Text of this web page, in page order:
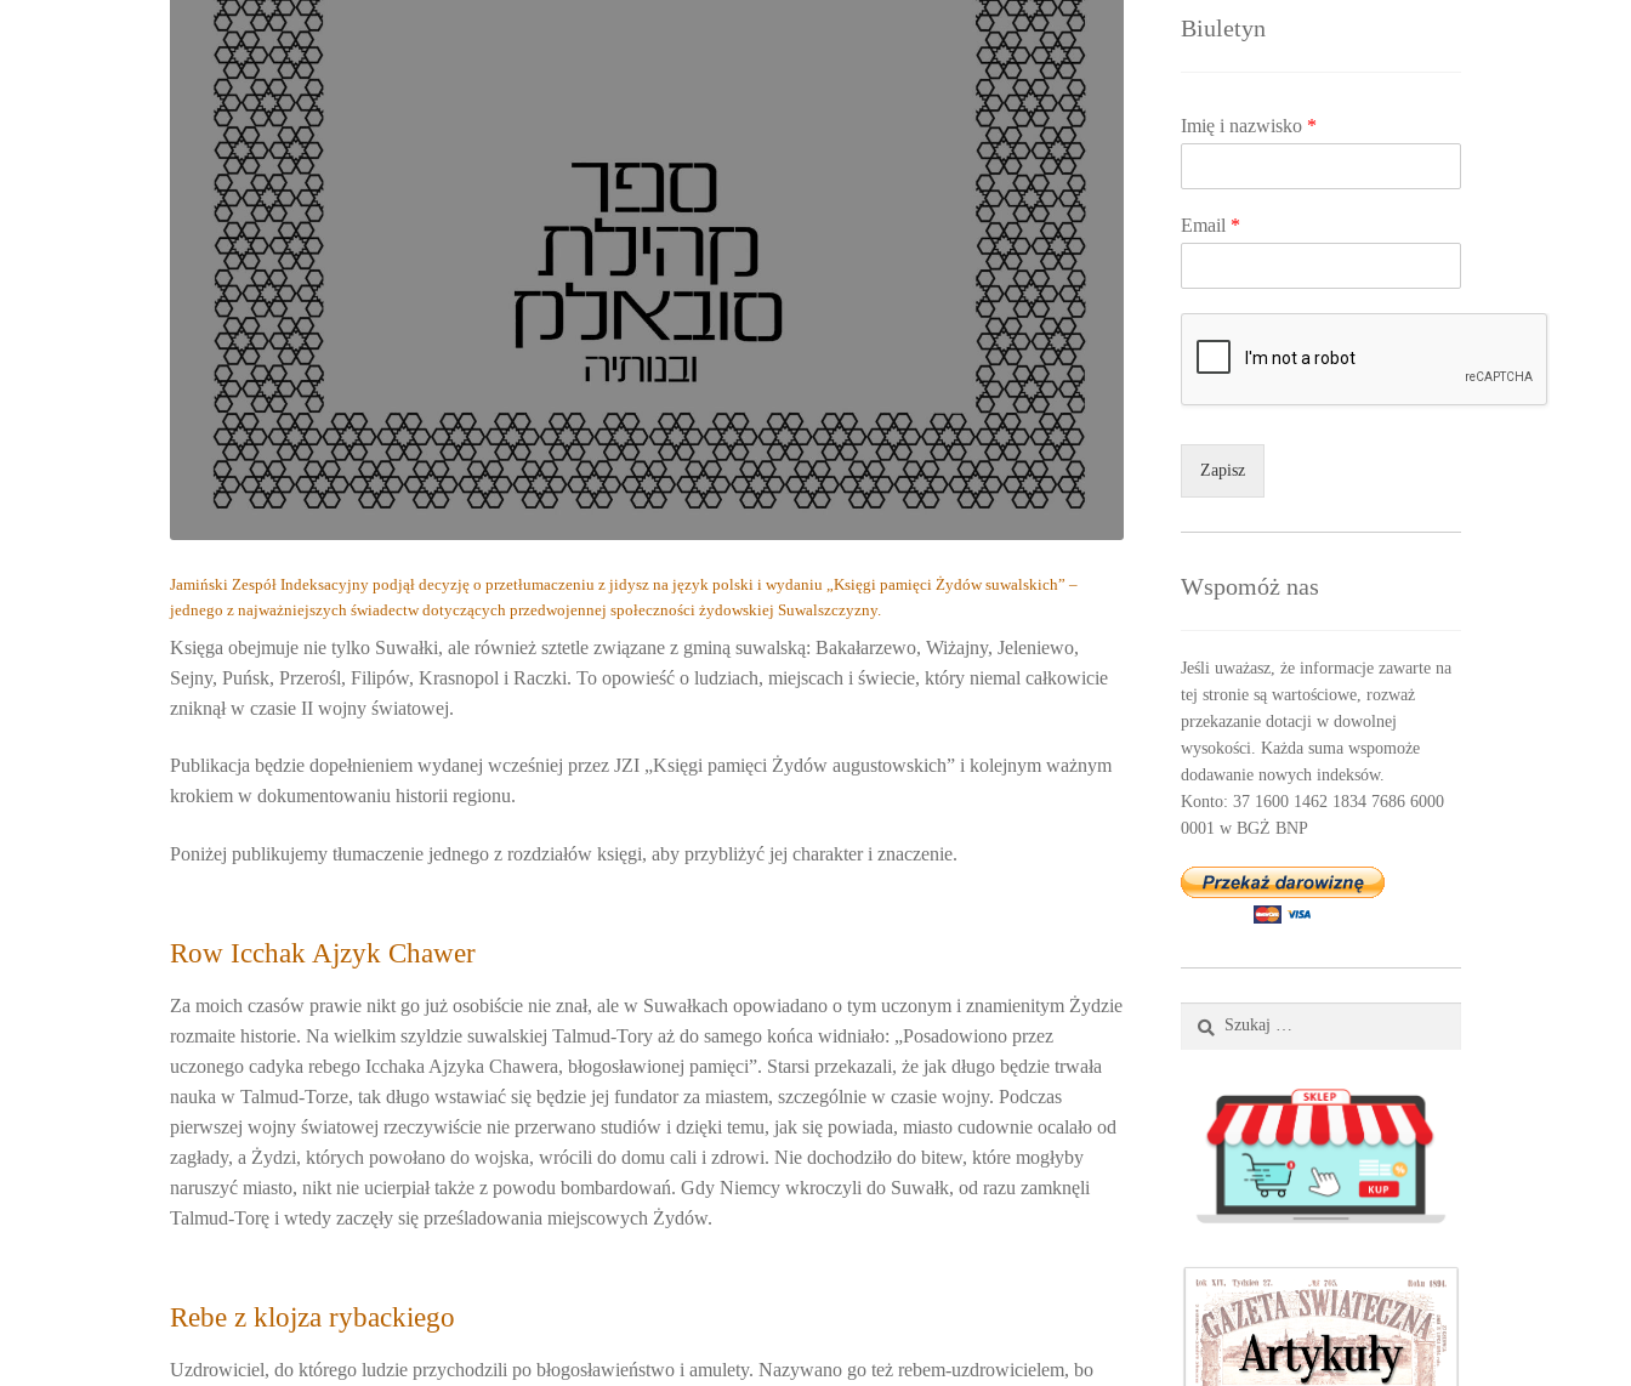
Jamiński Zespół Indeksacyjny podjął decyzję o przetłumaczeniu z jidysz na język polski i wydaniu „Księgi pamięci Żydów suwalskich” –
jednego z najważniejszych świadectw dotyczących przedwojennej społeczności żydowskiej Suwalszczyzny.
Księga obejmuje nie tylko Suwałki, ale również sztetle związane z gminą suwalską: Bakałarzewo, Wiżajny, Jeleniewo,
Sejny, Puńsk, Przerośl, Filipów, Krasnopol i Raczki. To opowieść o ludziach, miejscach i świecie, który niemal całkowicie
zniknął w czasie II wojny światowej.
Publikacja będzie dopełnieniem wydanej wcześniej przez JZI „Księgi pamięci Żydów augustowskich” i kolejnym ważnym
krokiem w dokumentowaniu historii regionu.
Poniżej publikujemy tłumaczenie jednego z rozdziałów księgi, aby przybliżyć jej charakter i znaczenie.
Row Icchak Ajzyk Chawer
Za moich czasów prawie nikt go już osobiście nie znał, ale w Suwałkach opowiadano o tym uczonym i znamienitym Żydzie
rozmaite historie. Na wielkim szyldzie suwalskiej Talmud-Tory aż do samego końca widniało: „Posadowiono przez
uczonego cadyka rebego Icchaka Ajzyka Chawera, błogosławionej pamięci”. Starsi przekazali, że jak długo będzie trwała
nauka w Talmud-Torze, tak długo wstawiać się będzie jej fundator za miastem, szczególnie w czasie wojny. Podczas
pierwszej wojny światowej rzeczywiście nie przerwano studiów i dzięki temu, jak się powiada, miasto cudownie ocalało od
zagłady, a Żydzi, których powołano do wojska, wrócili do domu cali i zdrowi. Nie dochodziło do bitew, które mogłyby
naruszyć miasto, nikt nie ucierpiał także z powodu bombardowań. Gdy Niemcy wkroczyli do Suwałk, od razu zamknęli
Talmud-Torę i wtedy zaczęły się prześladowania miejscowych Żydów.
Rebe z klojza rybackiego
Uzdrowiciel, do którego ludzie przychodzili po błogosławieństwo i amulety. Nazywano go też rebem-uzdrowicielem, bo
Biuletyn
Imię i nazwisko *
Email *
Zapisz
Wspomóż nas
Jeśli uważasz, że informacje zawarte na
tej stronie są wartościowe, rozważ
przekazanie dotacji w dowolnej
wysokości. Każda suma wspomoże
dodawanie nowych indeksów.
Konto: 37 1600 1462 1834 7686 6000
0001 w BGŻ BNP